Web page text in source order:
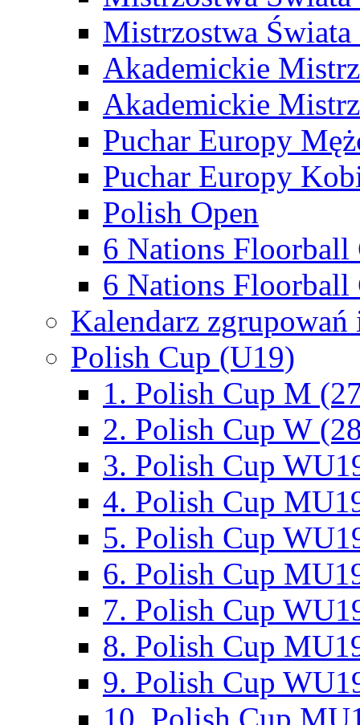
Mistrzostwa
Akademickie
Akademickie
Puchar Europy
Puchar Europy
Polish Open
6 Nations Floorball
6 Nations Floorball
Kalendarz
Polish Cup (U19)
1. Polish Cup M
2. Polish Cup W
3. Polish Cup
4. Polish Cup
5. Polish Cup
6. Polish Cup
7. Polish Cup
8. Polish Cup
9. Polish Cup
10. Polish Cup